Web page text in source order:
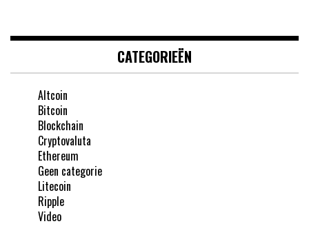
CATEGORIEËN
Altcoin
Bitcoin
Blockchain
Cryptovaluta
Ethereum
Geen categorie
Litecoin
Ripple
Video